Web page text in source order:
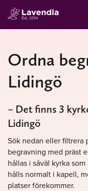
Ordna
Lidingö
– Det finns 3
Lidingö
Sök nedan eller filtrera
begravning med präst
hållas i såväl kyrka
hålls normalt i kapell,
platser förekommer.